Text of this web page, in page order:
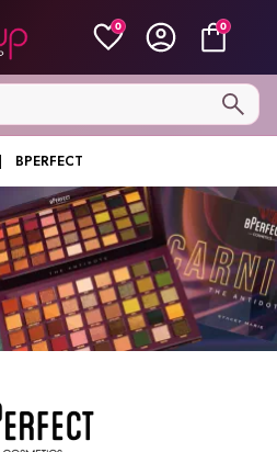
0 0
BPERFECT